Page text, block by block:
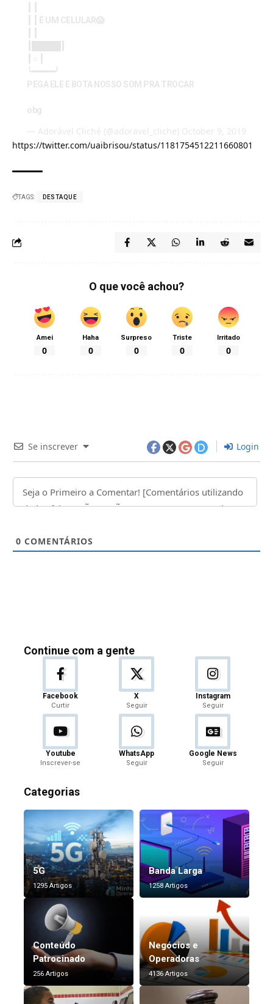
┃ ┃ É UM CELULAR😱
╰━━━━━╯
PEGA ELE E BOTA NOSSO SOM PRA TROCAR
obg
— Adorável Clichê (@adoravel_cliche) October 9, 2019
https://twitter.com/uaibrisou/status/1181754512211660801
TAGS: DESTAQUE
O que você achou?
Amei
0
Haha
0
Surpreso
0
Triste
0
Irritado
0
Se inscrever Login
0 COMENTÁRIOS
Continue com a gente
Facebook
Curtir
X
Seguir
Instagram
Seguir
Youtube
Inscrever-se
WhatsApp
Seguir
Google News
Seguir
Categorias
5G
1295 Artigos
Banda Larga
1258 Artigos
Conteúdo
Patrocinado
256 Artigos
Negócios e
Operadoras
4136 Artigos